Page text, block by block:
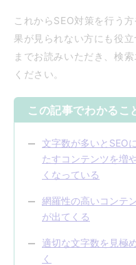
これからSEO対策を行う
果が見られない方にも役
までお読みいただき、検
ください。
この記事でわかるこ
文字数が多いとSEO
たすコンテンツを増
くなっている
網羅性の高いコンテ
が出てくる
適切な文字数を見極
く